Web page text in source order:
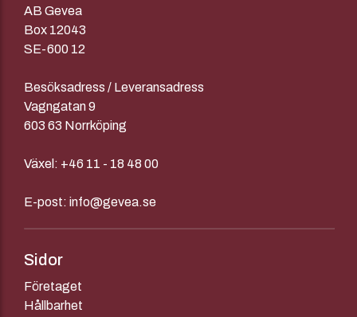
AB Gevea
Box 12043
SE-600 12
Besöksadress / Leveransadress
Vagngatan 9
603 63 Norrköping
Växel: +46 11 - 18 48 00
E-post: info@gevea.se
Sidor
Företaget
Hållbarhet